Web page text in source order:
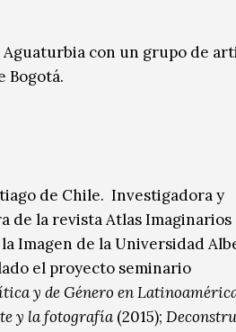
con un grupo de
Bogotá.
de Chile. Investigadora y
de la revista Atlas Imaginarios
Imagen de la Universidad
el proyecto seminario
y de Género en
y la fotografía (2015);